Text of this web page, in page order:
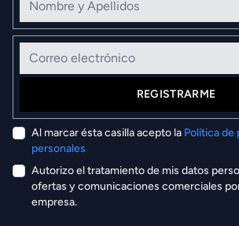
Correo electrónico
REGISTRARME
Al marcar ésta casilla acepto la Política de
personales
Autorizo el tratamiento de mis datos
ofertas y comunicaciones comerciales
empresa.